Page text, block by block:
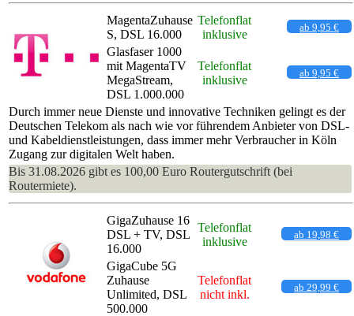
MagentaZuhause
S, DSL 16.000
Telefonflat
inklusive
ab 9,95 €
Glasfaser 1000
mit MagentaTV
MegaStream,
DSL 1.000.000
Telefonflat
inklusive
ab 9,95 €
Durch immer neue Dienste und innovative Techniken gelingt es der
Deutschen Telekom als nach wie vor führendem Anbieter von DSL-
und Kabeldienstleistungen, dass immer mehr Verbraucher in Köln
Zugang zur digitalen Welt haben.
Bis 31.08.2026 gibt es 100,00 Euro Routergutschrift (bei
Routermiete).
GigaZuhause 16
DSL + TV, DSL
16.000
Telefonflat
inklusive
ab 19,98 €
GigaCube 5G
Zuhause
Unlimited, DSL
500.000
Telefonflat
nicht inkl.
ab 29,99 €